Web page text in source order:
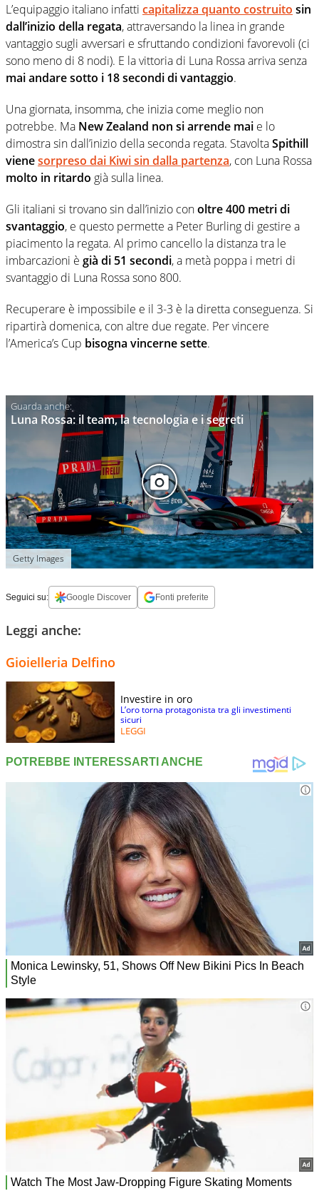
L’equipaggio italiano infatti capitalizza quanto costruito sin
dall’inizio della regata, attraversando la linea in grande
vantaggio sugli avversari e sfruttando condizioni favorevoli (ci
sono meno di 8 nodi). E la vittoria di Luna Rossa arriva senza
mai andare sotto i 18 secondi di vantaggio.
Una giornata, insomma, che inizia come meglio non
potrebbe. Ma New Zealand non si arrende mai e lo
dimostra sin dall’inizio della seconda regata. StavoltaSpithill
vienesorpreso dai Kiwi sin dalla partenza, con Luna Rossa
molto in ritardo già sulla linea.
Gli italiani si trovano sin dall’inizio conoltre 400 metri di
svantaggio, e questo permette a Peter Burling di gestire a
piacimento la regata. Al primo cancello la distanza tra le
imbarcazioni è già di 51 secondi, a metà poppa i metri di
svantaggio di Luna Rossa sono 800.
Recuperare è impossibile e il 3-3 è la diretta conseguenza. Si
ripartirà domenica, con altre due regate. Per vincere
l’America’s Cup bisogna vincerne sette.
Luna Rossa: il team, la tecnologia e i segreti
Getty Images
Seguici su: Google Discover Fonti preferite
Leggi anche:
Gioielleria Delfino
Investire in oro
L’oro torna protagonista tra gli investimenti
sicuri
LEGGI